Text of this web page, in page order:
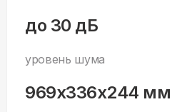
до 30 дБ
уровень шума
969x336x244 мм